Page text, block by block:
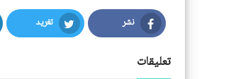
نشر
Facebook
تغريد
Twitter
تعليقات